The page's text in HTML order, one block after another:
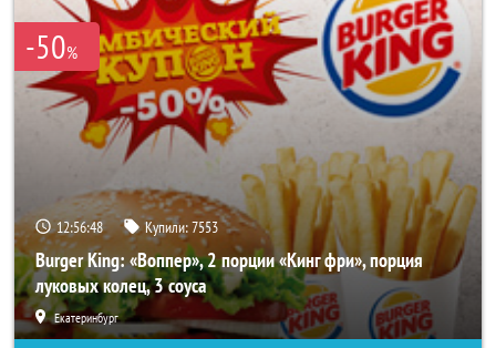
-50%
12:56:44 Купили:7553
Burger King: «Воппер», 2 порции «Кинг фри», порция
луковых колец, 3 соуса
Екатеринбург